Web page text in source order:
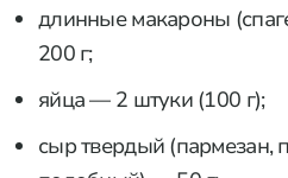
длинные макароны
200 г;
яйца — 2 штуки (100 г);
сыр твердый (пармезан,